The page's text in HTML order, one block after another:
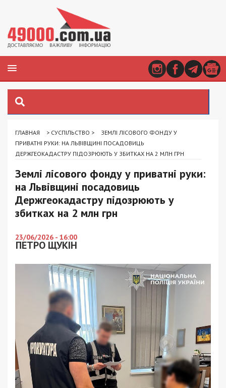
ГЛАВНАЯ > СУСПІЛЬСТВО >
ЗЕМЛІ ЛІСОВОГО ФОНДУ У
ПРИВАТНІ РУКИ: НА ЛЬВІВЩИНІ ПОСАДОВИЦЬ
ДЕРЖГЕОКАДАСТРУ ПІДОЗРЮЮТЬ У ЗБИТКАХ НА 2 МЛН ГРН
Землі лісового фонду у приватні руки:
на Львівщині посадовиць
Держгеокадастру підозрюють у
збитках на 2 млн грн
23/06/2026 - 16:00
ПЕТРО ЩУКІН